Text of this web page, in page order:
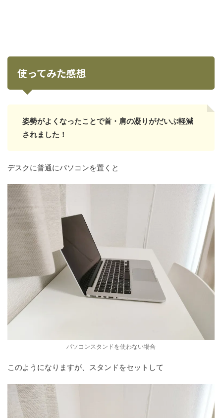
使ってみた感想
姿勢がよくなったことで首・肩の凝りがだいぶ軽減
されました！
デスクに普通にパソコンを置くと
パソコンスタンドを使わない場合
このようになりますが、スタンドをセットして